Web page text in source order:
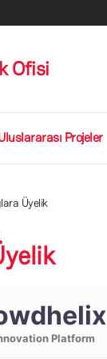
Ofisi
Projeler
Üyelik
Platform